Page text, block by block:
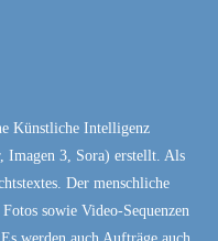
Künstliche Intelligenz
Imagen 3, Sora) erstellt. Als
Der menschliche
sowie Video-Sequenzen